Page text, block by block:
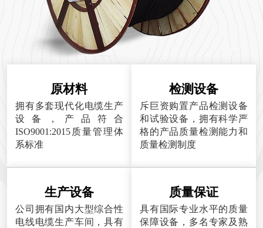
原材料
拥有多套现代化电缆生产
设备，产品符合
ISO9001:2015质量管理体
系标准
检测设备
斥巨资购置产品检测设备
和试验设备，拥有科学严
格的产品质量检测能力和
质量检测制度
生产设备
公司拥有国内大型综合性
电线电缆生产车间，具有
质量保证
具有国际专业水平的质量
保障设备，多名专家及熟